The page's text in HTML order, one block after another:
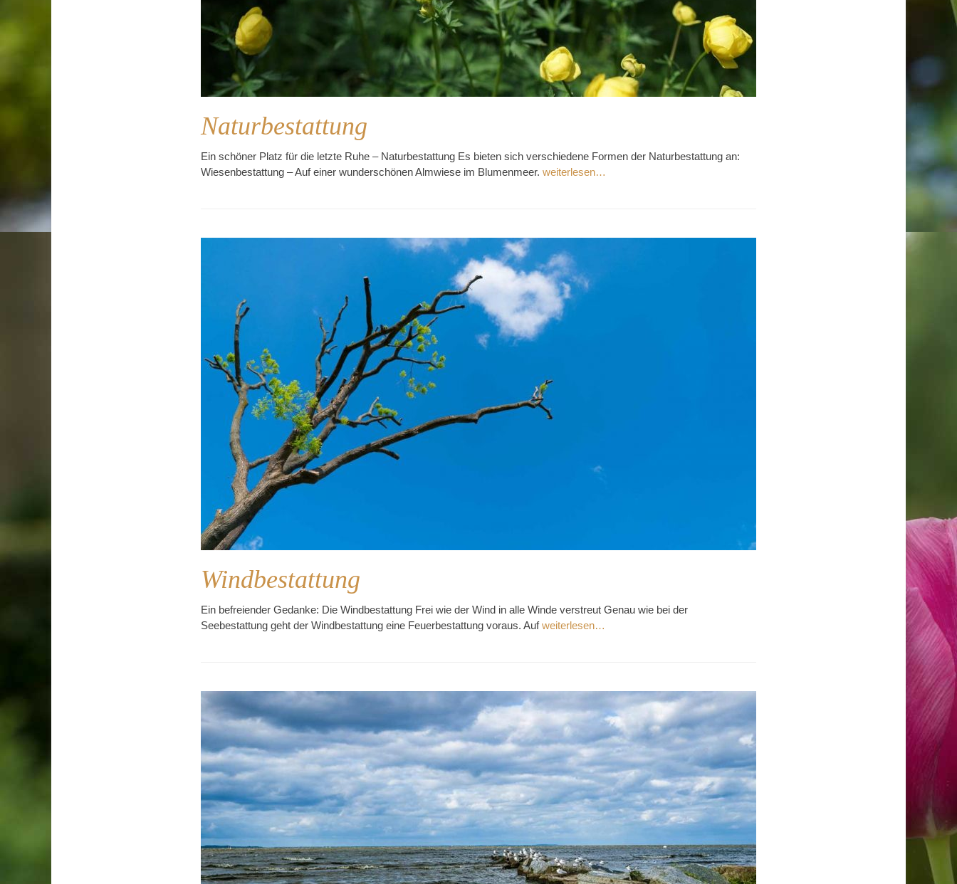
Naturbestattung
Ein schöner Platz für die letzte Ruhe – Naturbestattung Es bieten sich verschiedene Formen der Naturbestattung an:
Wiesenbestattung – Auf einer wunderschönen Almwiese im Blumenmeer. weiterlesen…
Windbestattung
Ein befreiender Gedanke: Die Windbestattung Frei wie der Wind in alle Winde verstreut Genau wie bei der
Seebestattung geht der Windbestattung eine Feuerbestattung voraus. Aufweiterlesen…